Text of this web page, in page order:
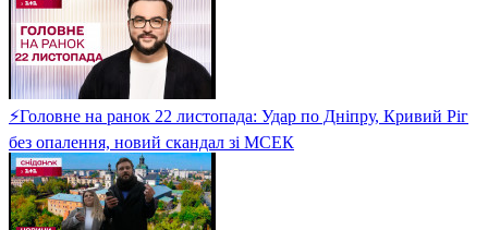
⚡Головне на ранок 22 листопада: Удар по Дніпру, Кривий Ріг
без опалення, новий скандал зі МСЕК